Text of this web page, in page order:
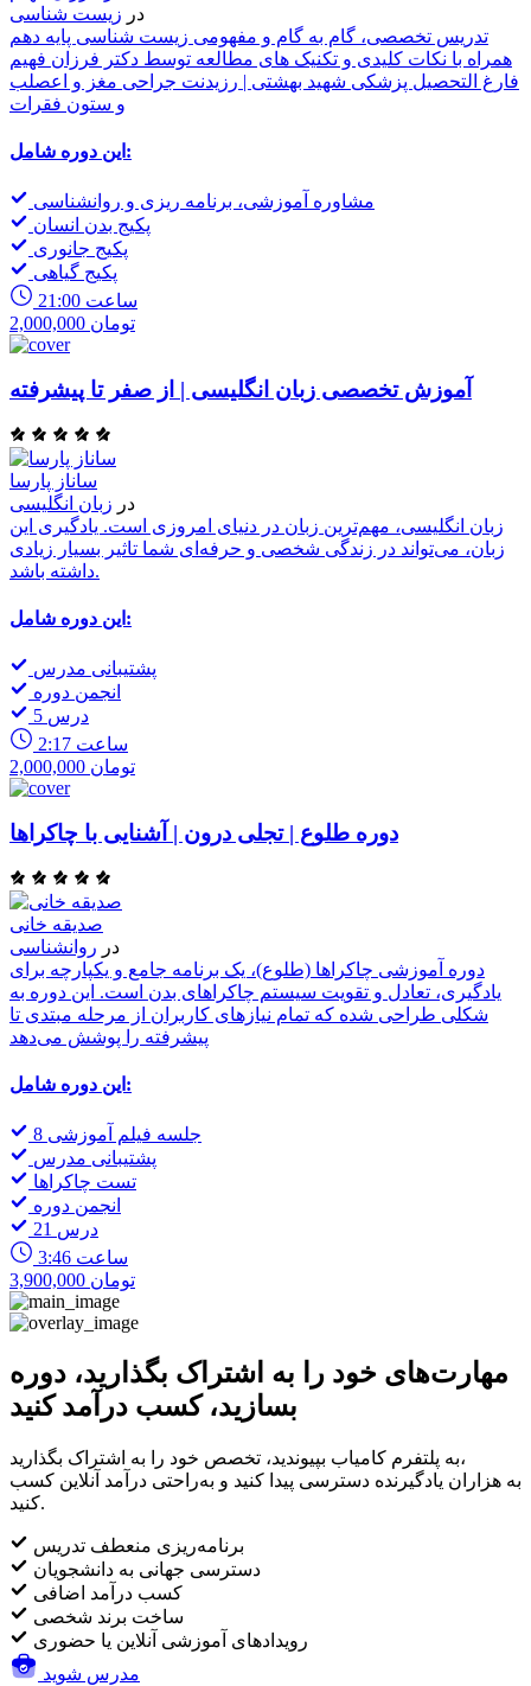
در زیست شناسی
تدریس تخصصی، گام به گام و مفهومی زیست شناسی پایه دهم
همراه با نکات کلیدی و تکنیک های مطالعه توسط دکتر فرزان فهیم
فارغ التحصیل پزشکی شهید بهشتی | رزیدنت جراحی مغز و اعصلب
و ستون فقرات
این دوره شامل:
مشاوره آموزشی، برنامه ریزی و روانشناسی
پکیج بدن انسان
پکیج جانوری
پکیج گیاهی
21:00 ساعت
2,000,000 تومان
آموزش تخصصی زبان انگلیسی | از صفر تا پیشرفته
ساناز پارسا
در زبان انگلیسی
زبان انگلیسی، مهم‌ترین زبان در دنیای امروزی است. یادگیری این
زبان، می‌تواند در زندگی شخصی و حرفه‌ای شما تاثیر بسیار زیادی
داشته باشد.
این دوره شامل:
پشتیبانی مدرس
انجمن دوره
5 درس
2:17 ساعت
2,000,000 تومان
دوره طلوع | تجلی درون | آشنایی با چاکراها
صدیقه خانی
در روانشناسی
دوره آموزشی چاکراها (طلوع)، یک برنامه جامع و یکپارچه برای
یادگیری، تعادل و تقویت سیستم چاکراهای بدن است. این دوره به
شکلی طراحی شده که تمام نیازهای کاربران از مرحله مبتدی تا
پیشرفته را پوشش می‌دهد
این دوره شامل:
8 جلسه فیلم آموزشی
پشتیبانی مدرس
تست چاکراها
انجمن دوره
21 درس
3:46 ساعت
3,900,000 تومان
مهارت‌های خود را به اشتراک بگذارید، دوره
بسازید، کسب درآمد کنید
به پلتفرم کامیاب بپیوندید، تخصص خود را به اشتراک بگذارید،
به هزاران یادگیرنده دسترسی پیدا کنید و به‌راحتی درآمد آنلاین کسب
کنید.
برنامه‌ریزی منعطف تدریس
دسترسی جهانی به دانشجویان
کسب درآمد اضافی
ساخت برند شخصی
رویدادهای آموزشی آنلاین یا حضوری
مدرس شوید